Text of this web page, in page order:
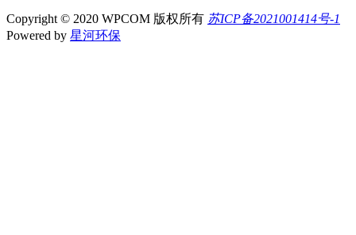
Copyright © 2020 WPCOM 版权所有 苏ICP备2021001414号-1
Powered by 星河环保